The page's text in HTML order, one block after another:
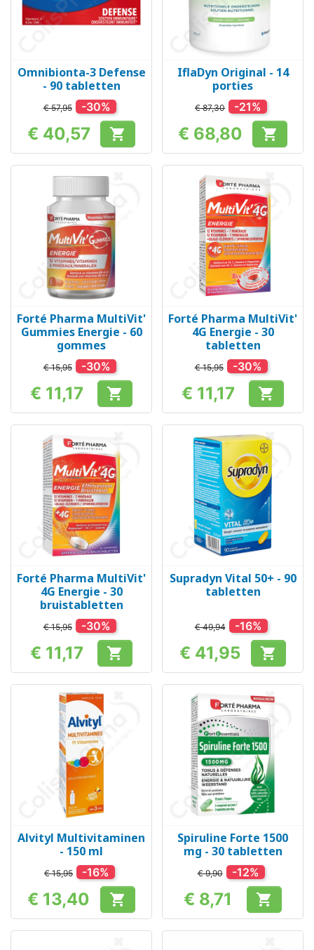
Omnibionta-3 Defense
- 90 tabletten
€ 57,95 -30%
Prijs
€ 40,57 
IflaDyn Original - 14
porties
€ 87,30 -21%
Prijs
€ 68,80 
Forté Pharma MultiVit'
Gummies Energie - 60
gommes
€ 15,95 -30%
Prijs
€ 11,17 
Forté Pharma MultiVit'
4G Energie - 30
tabletten
€ 15,95 -30%
Prijs
€ 11,17 
Forté Pharma MultiVit'
4G Energie - 30
bruistabletten
€ 15,95 -30%
Prijs
€ 11,17 
Supradyn Vital 50+ - 90
tabletten
€ 49,94 -16%
Prijs
€ 41,95 
Alvityl Multivitaminen
- 150 ml
€ 15,95 -16%
Prijs
€ 13,40 
Spiruline Forte 1500
mg - 30 tabletten
€ 9,90 -12%
Prijs
€ 8,71 